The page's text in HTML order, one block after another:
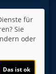
für
Sie
oder
Das ist ok